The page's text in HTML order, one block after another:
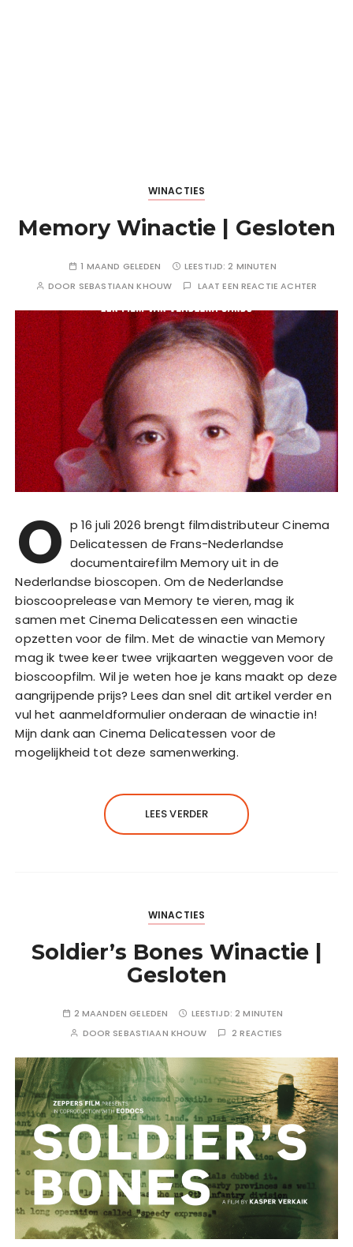
WINACTIES
Memory Winactie | Gesloten
1 MAAND GELEDEN LEESTIJD:2 MINUTEN
DOOR SEBASTIAAN KHOUW LAAT EEN REACTIE ACHTER
O p 16 juli 2026 brengt filmdistributeur Cinema
Delicatessen de Frans-Nederlandse
documentairefilm Memory uit in de
Nederlandse bioscopen. Om de Nederlandse
bioscooprelease van Memory te vieren, mag ik
samen met Cinema Delicatessen een winactie
opzetten voor de film. Met de winactie van Memory
mag ik twee keer twee vrijkaarten weggeven voor de
bioscoopfilm. Wil je weten hoe je kans maakt op deze
aangrijpende prijs? Lees dan snel dit artikel verder en
vul het aanmeldformulier onderaan de winactie in!
Mijn dank aan Cinema Delicatessen voor de
mogelijkheid tot deze samenwerking.
LEES VERDER
WINACTIES
Soldier’s Bones Winactie |
Gesloten
2 MAANDEN GELEDEN LEESTIJD:2 MINUTEN
DOOR SEBASTIAAN KHOUW 2 REACTIES